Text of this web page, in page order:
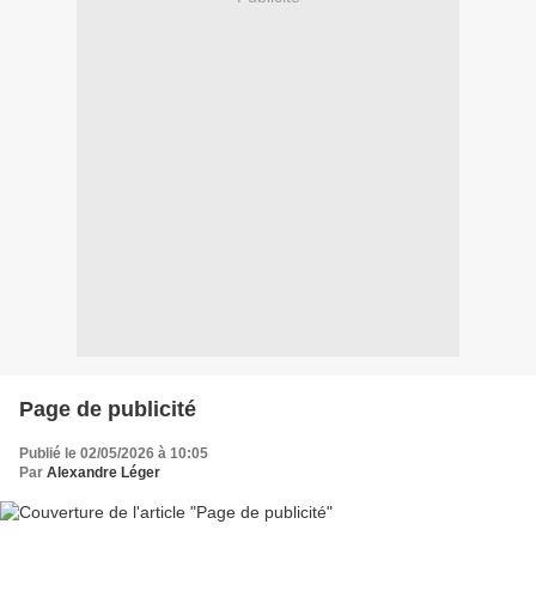
Page de publicité
Publié le 02/05/2026 à 10:05
Par Alexandre Léger